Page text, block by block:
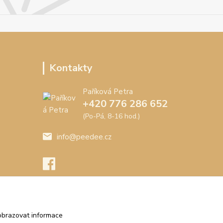
Kontakty
Paříková Petra
+420 776 286 652
(Po-Pá, 8-16 hod.)
info@peedee.cz
informace